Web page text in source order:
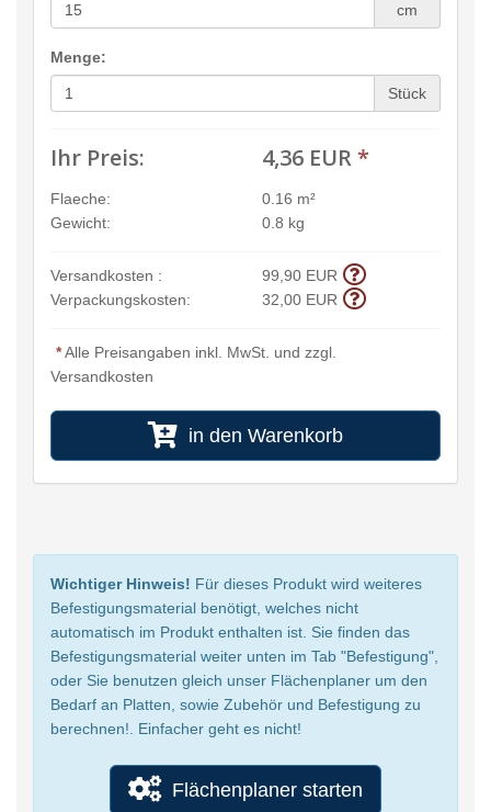
cm
Menge:
Stück
Ihr Preis: 4,36 EUR*
Flaeche:
0.16 m²
Gewicht:
0.8 kg
Versandkosten :
99,90 EUR
Verpackungskosten:
32,00 EUR
*Alle Preisangaben inkl. MwSt. und zzgl.
Versandkosten
in den Warenkorb
Wichtiger Hinweis! Für dieses Produkt wird weiteres
Befestigungsmaterial benötigt, welches nicht
automatisch im Produkt enthalten ist. Sie finden das
Befestigungsmaterial weiter unten im Tab "Befestigung",
oder Sie benutzen gleich unser Flächenplaner um den
Bedarf an Platten, sowie Zubehör und Befestigung zu
berechnen!. Einfacher geht es nicht!
Flächenplaner starten